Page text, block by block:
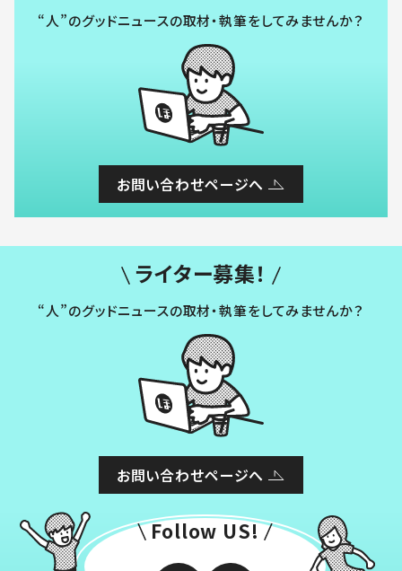
“人”のグッドニュースの取材・執筆をしてみませんか？
お問い合わせページへ
ライター募集！
“人”のグッドニュースの取材・執筆をしてみませんか？
お問い合わせページへ
Follow US!